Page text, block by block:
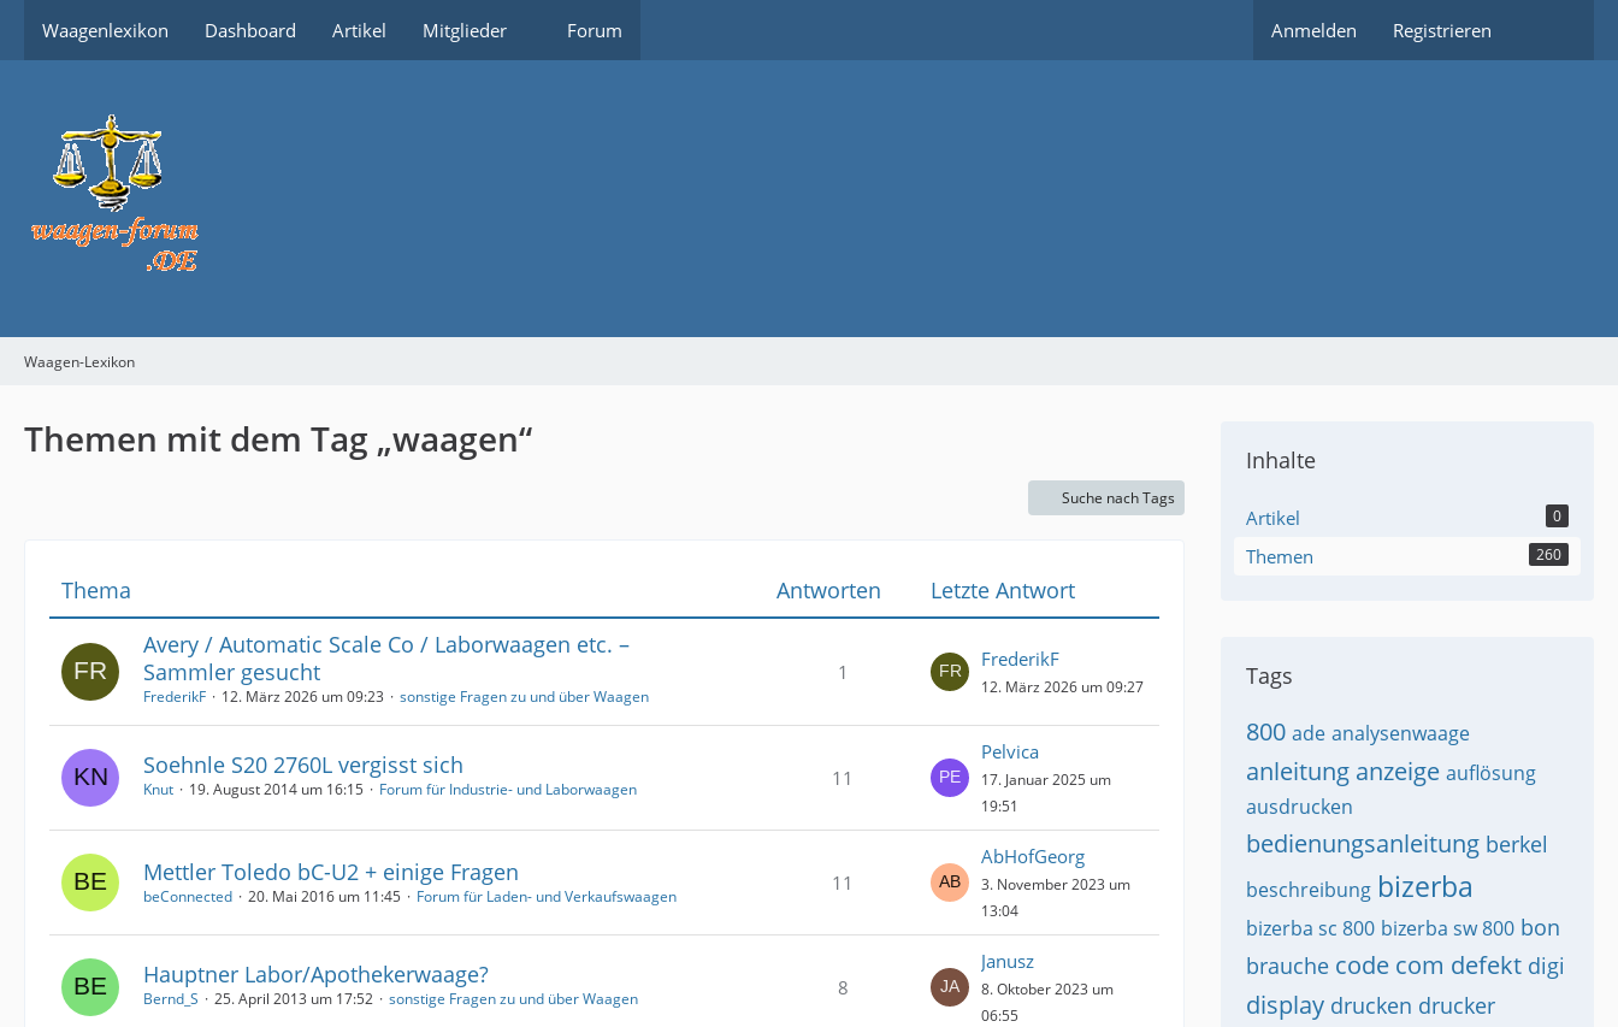
Waagenlexikon Dashboard Artikel Mitglieder Forum Anmelden Registrieren
Waagen-Lexikon
Themen mit dem Tag „waagen“
Suche nach Tags
Thema Antworten
Letzte Antwort
Avery / Automatic Scale Co / Laborwaagen etc. –
Sammler gesucht
FrederikF 12. März 2026 um 09:23 sonstige Fragen zu und über Waagen
1
FrederikF
12. März 2026 um 09:27
Soehnle S20 2760L vergisst sich
Knut 19. August 2014 um 16:15 Forum für Industrie- und Laborwaagen 11
Pelvica
17. Januar 2025 um
19:51
Mettler Toledo bC-U2 + einige Fragen
beConnected 20. Mai 2016 um 11:45 Forum für Laden- und Verkaufswaagen
11
AbHofGeorg
3. November 2023 um
13:04
Hauptner Labor/Apothekerwaage?
Bernd_S 25. April 2013 um 17:52 sonstige Fragen zu und über Waagen 8
Janusz
8. Oktober 2023 um
06:55
Inhalte
Artikel 0
Themen 260
Tags
800 ade analysenwaage
anleitung anzeige auflösung
ausdrucken
bedienungsanleitung berkel
beschreibung bizerba
bizerba sc 800 bizerba sw 800 bon
brauche code com defekt digi
display drucken drucker